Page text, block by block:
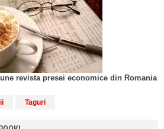
revista presei economice din Romania
Taguri